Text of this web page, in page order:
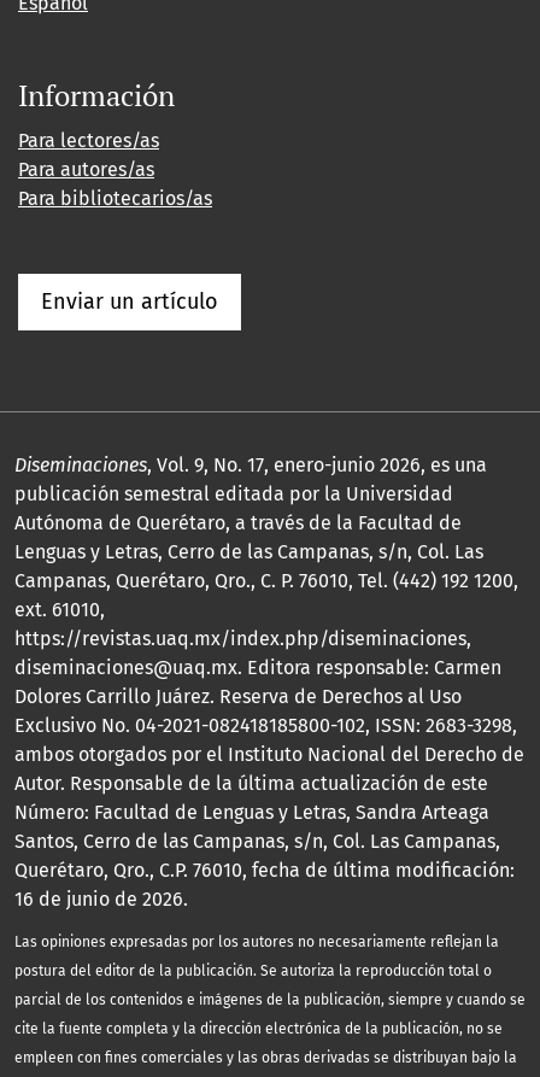
Información
Para lectores/as
Para autores/as
Para bibliotecarios/as
Enviar un artículo
Diseminaciones, Vol. 9, No. 17, enero-junio 2026, es una
publicación semestral editada por la Universidad
Autónoma de Querétaro, a través de la Facultad de
Lenguas y Letras, Cerro de las Campanas, s/n, Col. Las
Campanas, Querétaro, Qro., C. P. 76010, Tel. (442) 192 1200,
ext. 61010,
https://revistas.uaq.mx/index.php/diseminaciones,
diseminaciones@uaq.mx. Editora responsable: Carmen
Dolores Carrillo Juárez. Reserva de Derechos al Uso
Exclusivo No. 04-2021-082418185800-102, ISSN: 2683-3298,
ambos otorgados por el Instituto Nacional del Derecho de
Autor. Responsable de la última actualización de este
Número: Facultad de Lenguas y Letras, Sandra Arteaga
Santos, Cerro de las Campanas, s/n, Col. Las Campanas,
Querétaro, Qro., C.P. 76010, fecha de última modificación:
16 de junio de 2026.
Las opiniones expresadas por los autores no necesariamente reflejan la
postura del editor de la publicación. Se autoriza la reproducción total o
parcial de los contenidos e imágenes de la publicación, siempre y cuando se
cite la fuente completa y la dirección electrónica de la publicación, no se
empleen con fines comerciales y las obras derivadas se distribuyan bajo la